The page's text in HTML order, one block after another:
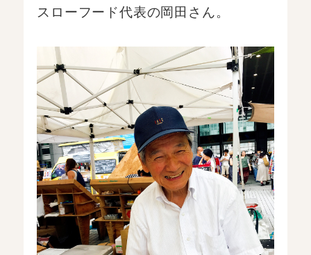
スローフード代表の岡田さん。